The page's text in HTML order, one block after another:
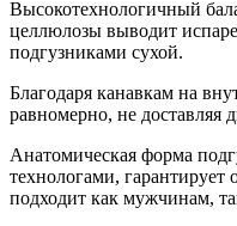
Высокотехнологичный
целлюлозы выводит
подгузниками сухой.
Благодаря канавкам на
равномерно, не доставляя
Анатомическая форма
технологами, гарантирует
подходит как мужчинам,